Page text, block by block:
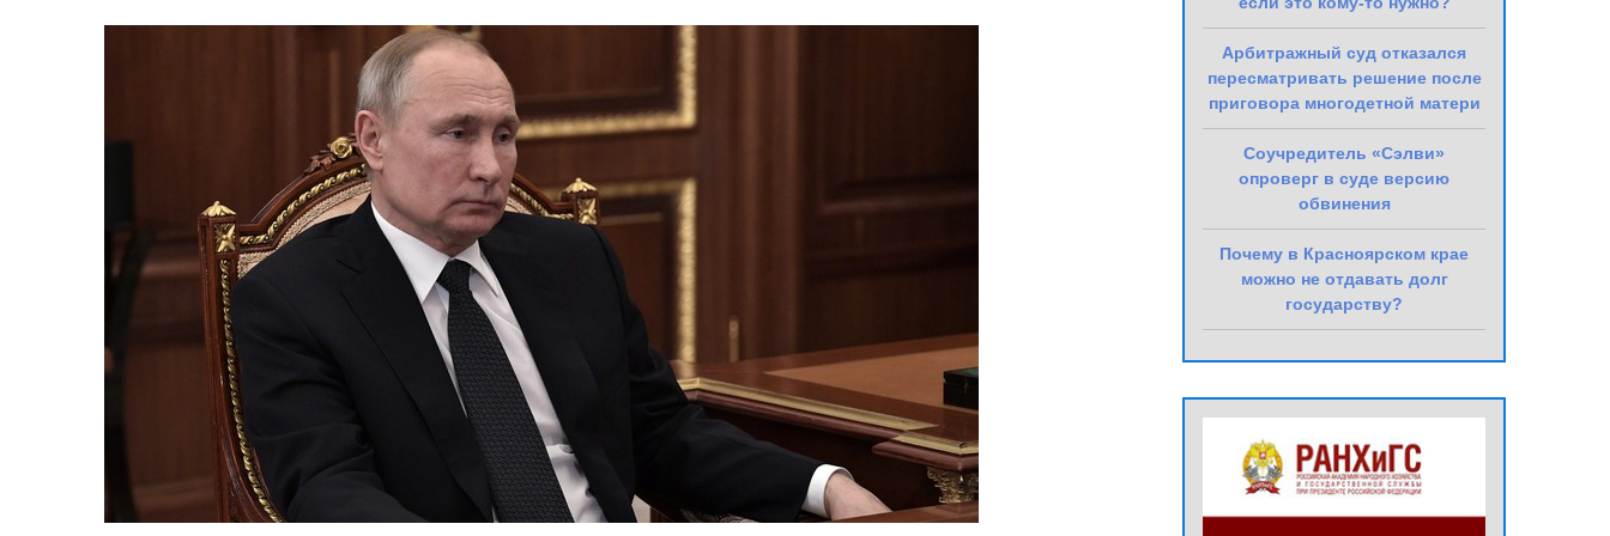
Арбитражный суд отказался
пересматривать решение после
приговора многодетной матери
Соучредитель «Сэлви»
опроверг в суде версию
обвинения
Почему в Красноярском крае
можно не отдавать долг
государству?